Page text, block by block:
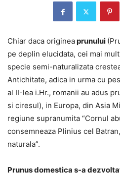
Chiar daca origineaprunului
pe deplin elucidata, cei mai
specie semi-naturalizata
Antichitate, adica in urma cu
al II-lea i.Hr., romanii au adus
si ciresul), in Europa, din Asia
regiune supranumita “Cornul
consemneaza Plinius cel
naturala”.
Prunus domestica s-a